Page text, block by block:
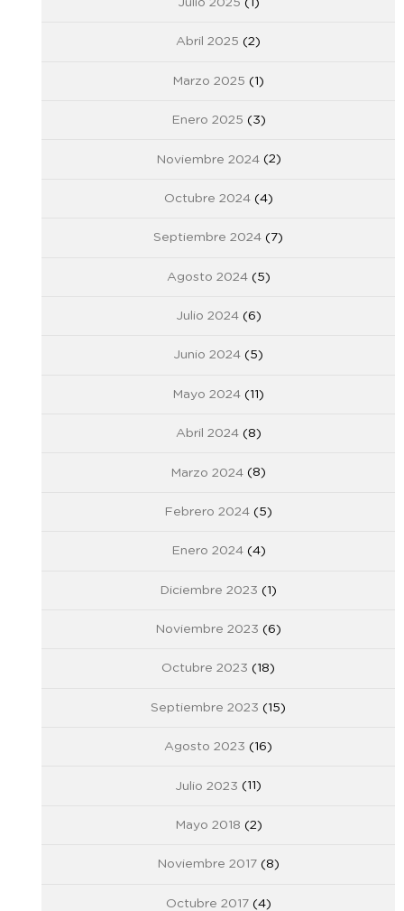
Julio 2025 (1)
Abril 2025 (2)
Marzo 2025 (1)
Enero 2025 (3)
Noviembre 2024(2)
Octubre 2024(4)
Septiembre 2024 (7)
Agosto 2024(5)
Julio 2024(6)
Junio 2024 (5)
Mayo 2024 (11)
Abril 2024(8)
Marzo 2024 (8)
Febrero 2024 (5)
Enero 2024(4)
Diciembre 2023 (1)
Noviembre 2023 (6)
Octubre 2023 (18)
Septiembre 2023 (15)
Agosto 2023 (16)
Julio 2023 (11)
Mayo 2018 (2)
Noviembre 2017 (8)
Octubre 2017(4)